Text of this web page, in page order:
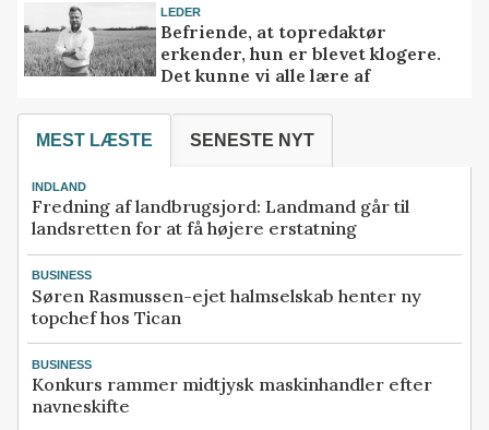
LEDER
Befriende, at topredaktør
erkender, hun er blevet klogere.
Det kunne vi alle lære af
MEST LÆSTE SENESTE NYT
INDLAND
Fredning af landbrugsjord: Landmand går til
landsretten for at få højere erstatning
BUSINESS
Søren Rasmussen-ejet halmselskab henter ny
topchef hos Tican
BUSINESS
Konkurs rammer midtjysk maskinhandler efter
navneskifte